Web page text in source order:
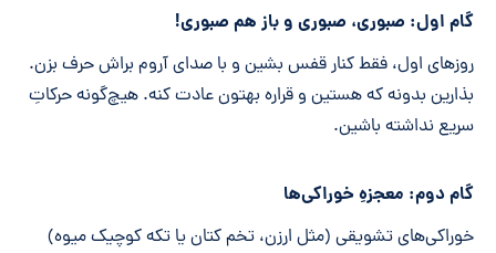
گام اول: صبوری، صبوری و باز هم صبوری!
روزهای اول، فقط کنار قفس بشین و با صدای آروم براش حرف بزن.
بذارین بدونه که هستین و قراره بهتون عادت کنه. هیچ‌گونه حرکاتِ
سریع نداشته باشین.
گام دوم: معجزهِ خوراکی‌ها
خوراکی‌های تشویقی (مثل ارزن، تخم کتان یا تکه کوچیک میوه)